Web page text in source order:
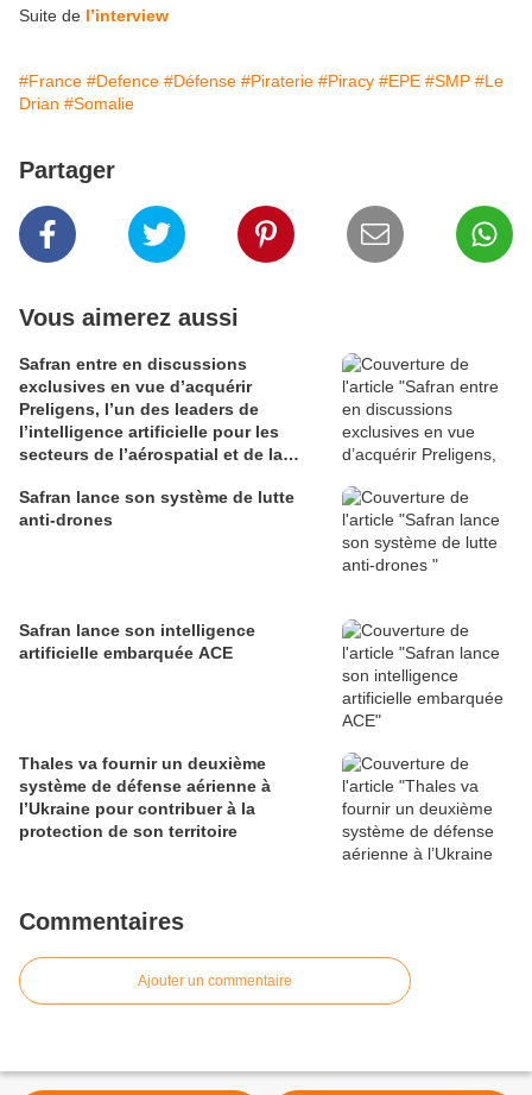
Suite de l’interview
#France #Defence #Défense #Piraterie #Piracy #EPE #SMP #Le
Drian #Somalie
Partager
Vous aimerez aussi
Safran entre en discussions
exclusives en vue d’acquérir
Preligens, l’un des leaders de
l’intelligence artificielle pour les
secteurs de l’aérospatial et de la
Safran lance son système de lutte
anti-drones
Safran lance son intelligence
artificielle embarquée ACE
Thales va fournir un deuxième
système de défense aérienne à
l’Ukraine pour contribuer à la
protection de son territoire
Commentaires
Ajouter un commentaire